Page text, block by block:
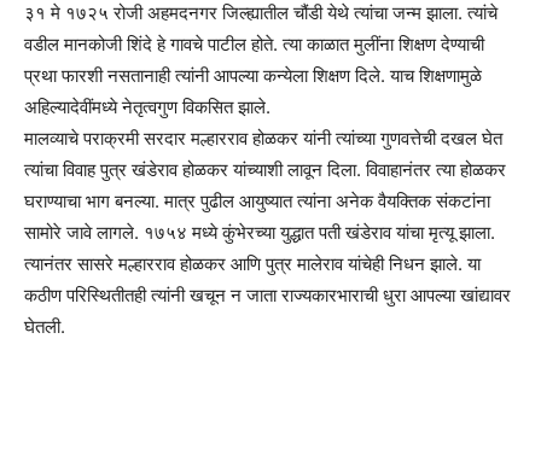
३१ मे १७२५ रोजी अहमदनगर जिल्ह्यातील चौंडी येथे त्यांचा जन्म झाला. त्यांचे
वडील मानकोजी शिंदे हे गावचे पाटील होते. त्या काळात मुलींना शिक्षण देण्याची
प्रथा फारशी नसतानाही त्यांनी आपल्या कन्येला शिक्षण दिले. याच शिक्षणामुळे
अहिल्यादेवींमध्ये नेतृत्वगुण विकसित झाले.
मालव्याचे पराक्रमी सरदार मल्हारराव होळकर यांनी त्यांच्या गुणवत्तेची दखल घेत
त्यांचा विवाह पुत्र खंडेराव होळकर यांच्याशी लावून दिला. विवाहानंतर त्या होळकर
घराण्याचा भाग बनल्या. मात्र पुढील आयुष्यात त्यांना अनेक वैयक्तिक संकटांना
सामोरे जावे लागले. १७५४ मध्ये कुंभेरच्या युद्धात पती खंडेराव यांचा मृत्यू झाला.
त्यानंतर सासरे मल्हारराव होळकर आणि पुत्र मालेराव यांचेही निधन झाले. या
कठीण परिस्थितीतही त्यांनी खचून न जाता राज्यकारभाराची धुरा आपल्या खांद्यावर
घेतली.